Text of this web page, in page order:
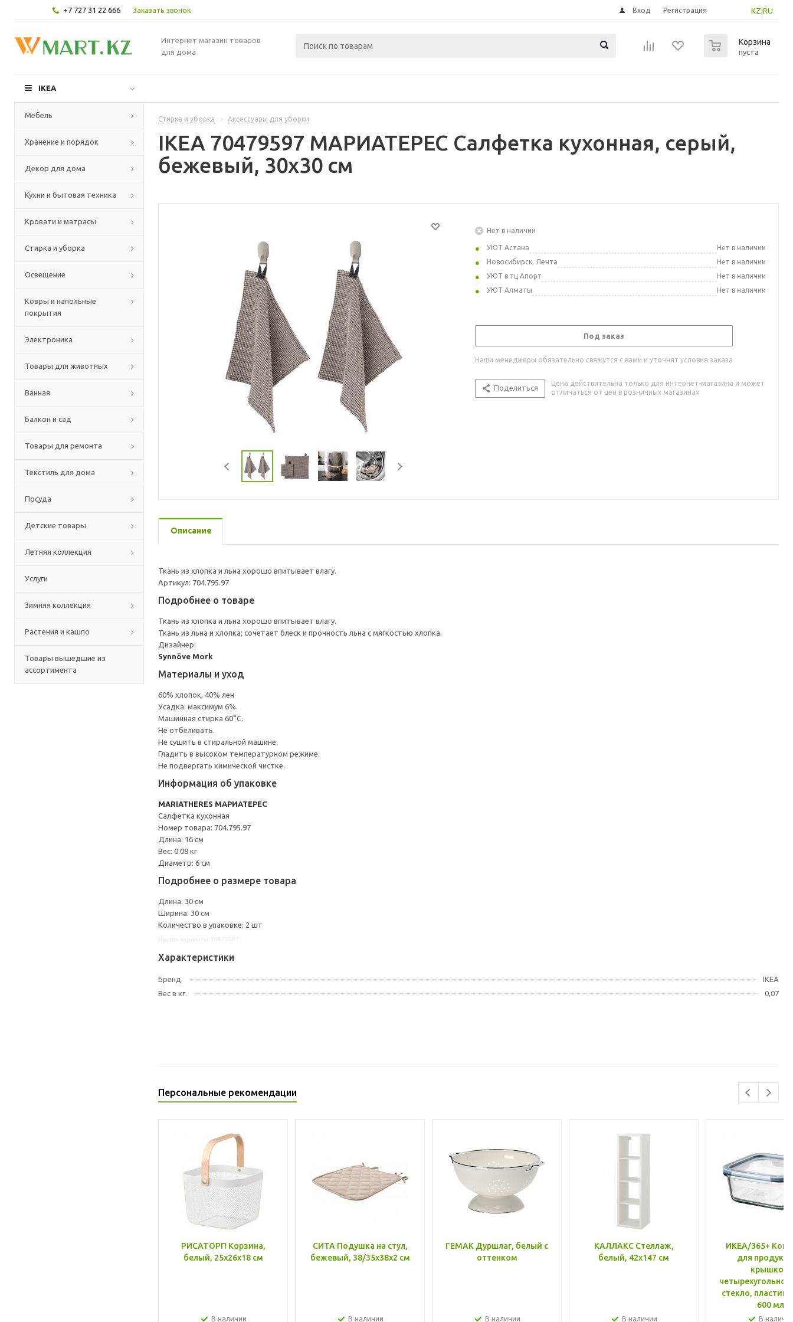
+7 727 31 22 666 Заказать звонок KZ RU
Вход Регистрация
Интернет магазин товаров
для дома
Корзина
пуста
IKEA
Мебель
Хранение и порядок
Декор для дома
Кухни и бытовая техника
Кровати и матрасы
Стирка и уборка
Освещение
Ковры и напольные
покрытия
Электроника
Товары для животных
Ванная
Балкон и сад
Товары для ремонта
Текстиль для дома
Посуда
Детские товары
Летняя коллекция
Услуги
Зимняя коллекция
Растения и кашпо
Товары вышедшие из
ассортимента
Стирка и уборка - Аксессуары для уборки
IKEA 70479597 МАРИАТЕРЕС Салфетка кухонная, серый,
бежевый, 30x30 см
Нет в наличии
УЮТ Астана
Нет в наличии
Новосибирск, Лента
Нет в наличии
УЮТ в тц Апорт
Нет в наличии
УЮТ Алматы
Нет в наличии
Под заказ
Наши менеджеры обязательно свяжутся с вами и уточнят условия заказа
Поделиться
Цена действительна только для интернет-магазина и может
отличаться от цен в розничных магазинах
Описание
Ткань из хлопка и льна хорошо впитывает влагу.
Артикул: 704.795.97
Подробнее о товаре
Ткань из хлопка и льна хорошо впитывает влагу.
Ткань из льна и хлопка; сочетает блеск и прочность льна с мягкостью хлопка.
Дизайнер:
Synnöve Mork
Материалы и уход
60% хлопок, 40% лен
Усадка: максимум 6%.
Машинная стирка 60°С.
Не отбеливать.
Не сушить в стиральной машине.
Гладить в высоком температурном режиме.
Не подвергать химической чистке.
Информация об упаковке
MARIATHERES МАРИАТЕРЕС
Салфетка кухонная
Номер товара: 704.795.97
Длина: 16 см
Вес: 0.08 кг
Диаметр: 6 см
Подробнее о размере товара
Длина: 30 см
Ширина: 30 см
Количество в упаковке: 2 шт
Характеристики
Бренд
IKEA
Вес в кг.
0,07
Персональные рекомендации
РИСАТОРП Корзина,
белый, 25x26x18 см
В наличии
СИТА Подушка на стул,
бежевый, 38/35x38x2 см
В наличии
ГЕМАК Дуршлаг, белый с
оттенком
В наличии
КАЛЛАКС Стеллаж,
белый, 42x147 см
В наличии
ИКЕА/365+
для
крышкой,
стекло, пластик
600 мл
В